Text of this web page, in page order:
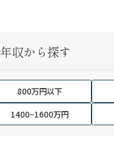
年収から探す
800万円以下
1400~1600万円